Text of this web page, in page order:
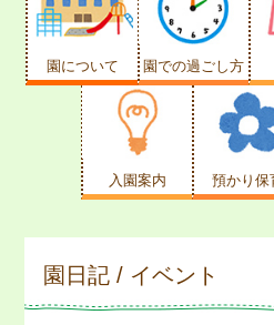
園について 園での過ごし方
入園案内 預かり保
園日記 / イベント